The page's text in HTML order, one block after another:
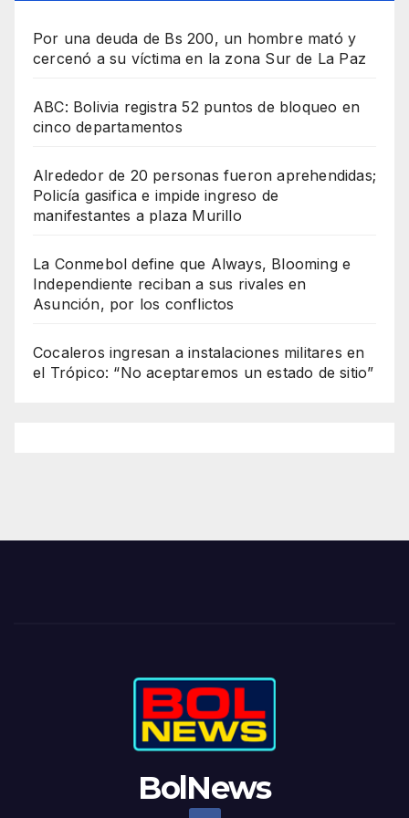
Por una deuda de Bs 200, un hombre mató y
cercenó a su víctima en la zona Sur de La Paz
ABC: Bolivia registra 52 puntos de bloqueo en
cinco departamentos
Alrededor de 20 personas fueron aprehendidas;
Policía gasifica e impide ingreso de
manifestantes a plaza Murillo
La Conmebol define que Always, Blooming e
Independiente reciban a sus rivales en
Asunción, por los conflictos
Cocaleros ingresan a instalaciones militares en
el Trópico: “No aceptaremos un estado de sitio”
BolNews